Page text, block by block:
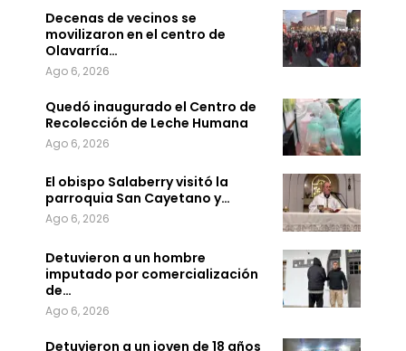
Decenas de vecinos se
movilizaron en el centro de
Olavarría…
Ago 6, 2026
Quedó inaugurado el Centro de
Recolección de Leche Humana
Ago 6, 2026
El obispo Salaberry visitó la
parroquia San Cayetano y…
Ago 6, 2026
Detuvieron a un hombre
imputado por comercialización
de…
Ago 6, 2026
Detuvieron a un joven de 18 años